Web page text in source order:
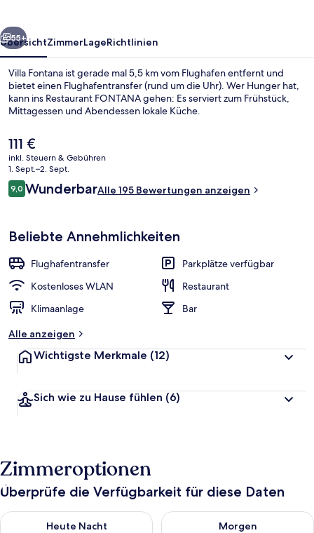
Außenbereich
Weiter
55+
ÜbersichtZimmerLageRichtlinien
Villa Fontana ist gerade mal 5,5 km vom Flughafen entfernt und
bietet einen Flughafentransfer (rund um die Uhr). Wer Hunger hat,
kann ins Restaurant FONTANA gehen: Es serviert zum Frühstück,
Mittagessen und Abendessen lokale Küche.
Der
aktuelle
Preis
beträgt
111 €.
111 €
inkl. Steuern & Gebühren
1. Sept.–2. Sept.
Bewertungen
9,09,0 von 10.
WunderbarAlle 195 Bewertungen anzeigen
Beliebte Annehmlichkeiten
Flughafentransfer
Parkplätze verfügbar
Kostenloses WLAN
Restaurant
Klimaanlage
Bar
Alle anzeigen
Wichtigste Merkmale (12)
Sich wie zu Hause fühlen (6)
Zimmeroptionen
Überprüfe die Verfügbarkeit für diese Daten
Heute Nacht
Überprüfe die Verfügbarkeit für heute Nacht, Aug. 8 - Aug. 9.
Morgen
Überprüfe die Verfügbarkeit